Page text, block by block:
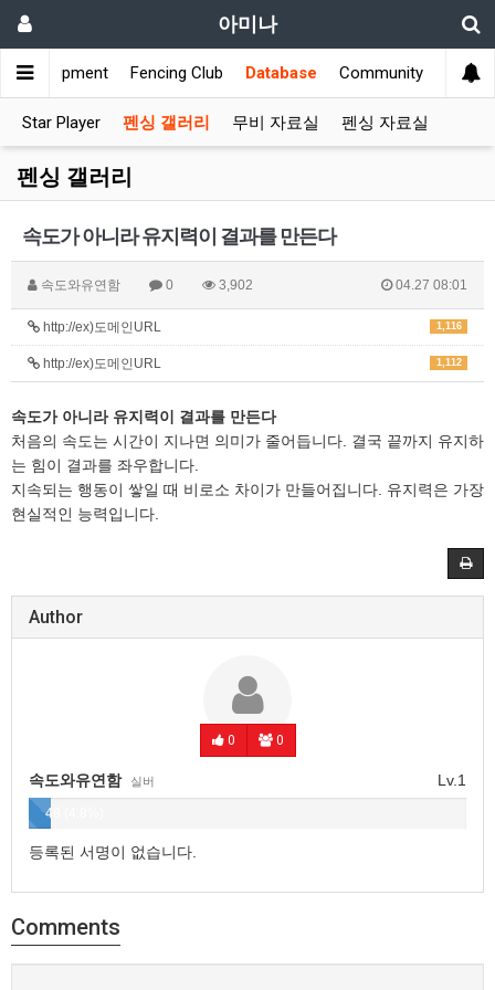
아미나
Equipment Fencing Club Database Community
Star Player 펜싱 갤러리 무비 자료실 펜싱 자료실
펜싱 갤러리
속도가 아니라 유지력이 결과를 만든다
속도와유연함 0 3,902 04.27 08:01
1,116
http://ex)도메인URL
1,112
http://ex)도메인URL
속도가 아니라 유지력이 결과를 만든다
처음의 속도는 시간이 지나면 의미가 줄어듭니다. 결국 끝까지 유지하
는 힘이 결과를 좌우합니다.
지속되는 행동이 쌓일 때 비로소 차이가 만들어집니다. 유지력은 가장
현실적인 능력입니다.
Author
0 0
Lv.1
속도와유연함 실버
48 (4.8%)
등록된 서명이 없습니다.
Comments